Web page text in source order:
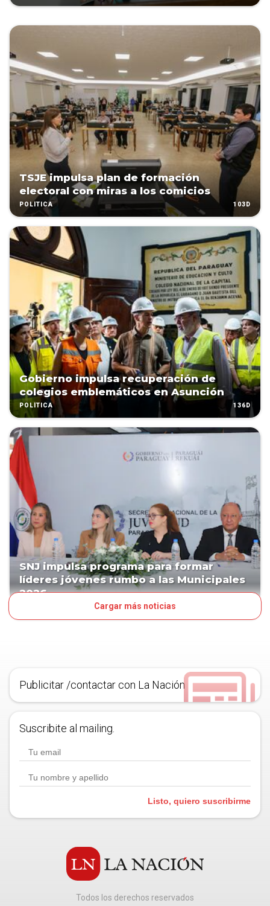
TSJE impulsa plan de formación
electoral con miras a los comicios
POLÍTICA 103D
Gobierno impulsa recuperación de
colegios emblemáticos en Asunción
POLÍTICA 136D
SNJ impulsa programa para formar
líderes jóvenes rumbo a las Municipales
2026
Cargar más noticias
Publicitar /contactar con La Nación
Suscribite al mailing.
Listo, quiero suscribirme
Todos los derechos reservados